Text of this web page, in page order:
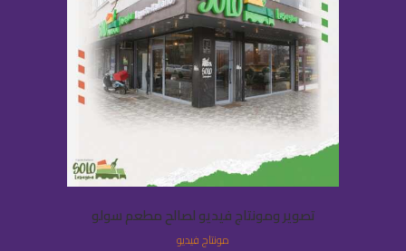
تصوير ومونتاج فيديو لصالح مطعم سولو
مونتاج فيديو